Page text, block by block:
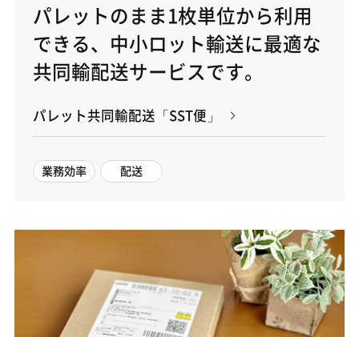
パレットのまま1枚単位から利用
できる、中小ロット輸送に最適な
共同輸配送サービスです。
パレット共同輸配送「SST便」
業務効率 配送